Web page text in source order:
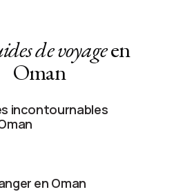
de voyageen
Oman
incontournables
en Oman